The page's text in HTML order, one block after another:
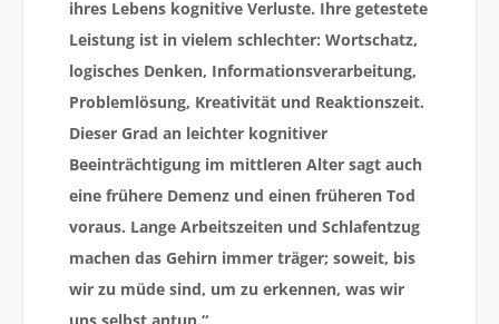
ihres Lebens kognitive Verluste. Ihre getestete
Leistung ist in vielem schlechter: Wortschatz,
logisches Denken, Informationsverarbeitung,
Problemlösung, Kreativität und Reaktionszeit.
Dieser Grad an leichter kognitiver
Beeinträchtigung im mittleren Alter sagt auch
eine frühere Demenz und einen früheren Tod
voraus. Lange Arbeitszeiten und Schlafentzug
machen das Gehirn immer träger; soweit, bis
wir zu müde sind, um zu erkennen, was wir